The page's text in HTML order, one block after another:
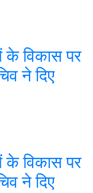
विकास पर
ने दिए
विकास पर
ने दिए